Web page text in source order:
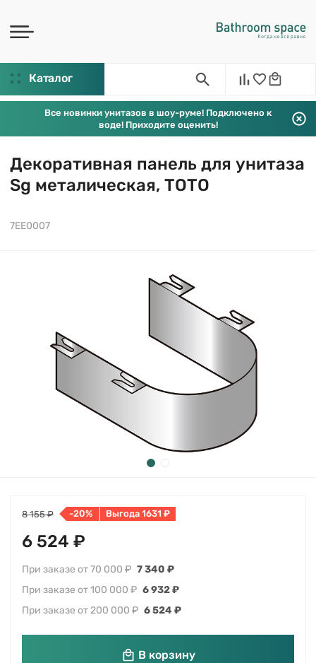
Каталог
Все новинки унитазов в шоу-руме! Подключено к
воде! Приходите оценить!
Декоративная панель для унитаза
Sg металическая, TOTO
7EE0007
8 155 ₽ -20% Выгода 1631 ₽
6 524 ₽
При заказе от 70 000 ₽ 7 340 ₽
При заказе от 100 000 ₽ 6 932 ₽
При заказе от 200 000 ₽ 6 524 ₽
В корзину